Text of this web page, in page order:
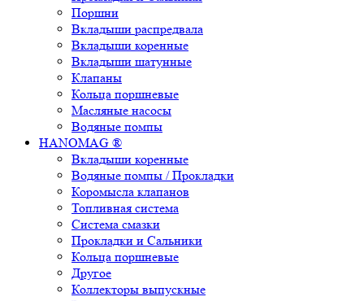
Поршни
Вкладыши распредвала
Вкладыши коренные
Вкладыши шатунные
Клапаны
Кольца поршневые
Масляные насосы
Водяные помпы
HANOMAG ®
Вкладыши коренные
Водяные помпы / Прокладки
Коромысла клапанов
Топливная система
Система смазки
Прокладки и Сальники
Кольца поршневые
Другое
Коллекторы выпускные